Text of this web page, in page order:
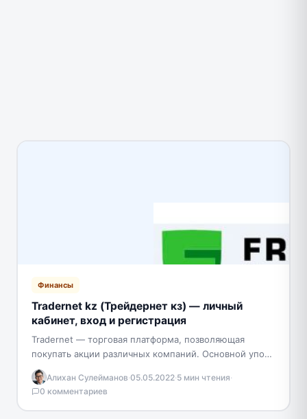
Финансы
Tradernet kz (Трейдернет кз) — личный
кабинет, вход и регистрация
Tradernet — торговая платформа, позволяющая
покупать акции различных компаний. Основной упор
сделан на простое использование. Чтобы начать
инвестировать, необходимо открыть счет и…
Алихан Сулейманов·05.05.2022·5 мин чтения·
0 комментариев